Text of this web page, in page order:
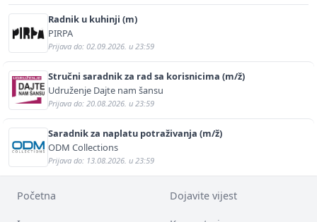
Radnik u kuhinji (m)
PIRPA
Prijava do: 02.09.2026. u 23:59
Stručni saradnik za rad sa korisnicima (m/ž)
Udruženje Dajte nam šansu
Prijava do: 20.08.2026. u 23:59
Saradnik za naplatu potraživanja (m/ž)
ODM Collections
Prijava do: 13.08.2026. u 23:59
Početna Dojavite vijest